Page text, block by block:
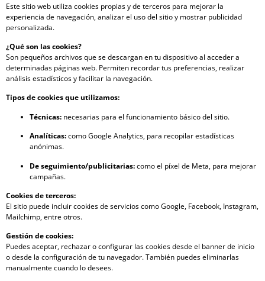
Este sitio web utiliza cookies propias y de terceros para mejorar la
experiencia de navegación, analizar el uso del sitio y mostrar publicidad
personalizada.
¿Qué son las cookies?
Son pequeños archivos que se descargan en tu dispositivo al acceder a
determinadas páginas web. Permiten recordar tus preferencias, realizar
análisis estadísticos y facilitar la navegación.
Tipos de cookies que utilizamos:
Técnicas: necesarias para el funcionamiento básico del sitio.
Analíticas:como Google Analytics, para recopilar estadísticas
anónimas.
De seguimiento/publicitarias:como el píxel de Meta, para mejorar
campañas.
Cookies de terceros:
El sitio puede incluir cookies de servicios como Google, Facebook, Instagram,
Mailchimp, entre otros.
Gestión de cookies:
Puedes aceptar, rechazar o configurar las cookies desde el banner de inicio
o desde la configuración de tu navegador. También puedes eliminarlas
manualmente cuando lo desees.